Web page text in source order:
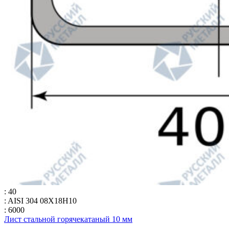
: 40
: AISI 304 08Х18Н10
: 6000
Лист стальной горячекатаный 10 мм